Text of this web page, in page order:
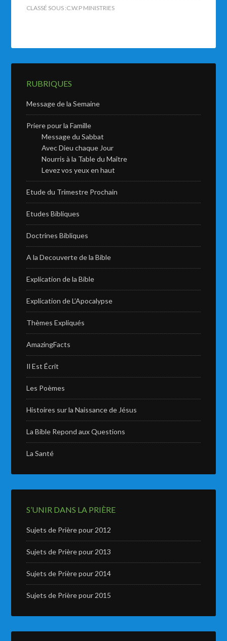
CLASSÉ SOUS :C.W.P MINISTRIES
RUBRIQUES
Message de la Semaine
Priere pour la Famille
Message du Sabbat
Avec Dieu chaque Jour
Nourris à la Table du Maître
Levez vos yeux en haut
Etude du Trimestre Prochain
Etudes Bibliques
Doctrines Bibliques
A la Decouverte de la Bible
Explication de la Bible
Explication de L’Apocalypse
Thèmes Expliqués
AmazingFacts
Il Est Écrit
Les Poèmes
Histoires sur la Naissance de Jésus
La Bible Repond aux Questions
La Santé
S’UNIR DANS LA PRIÈRE
Sujets de Prière pour 2012
Sujets de Prière pour 2013
Sujets de Prière pour 2014
Sujets de Prière pour 2015